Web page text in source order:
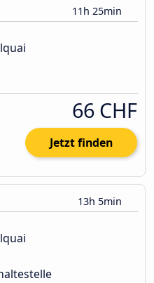
11h 25min
66 CHF
Jetzt finden
13h 5min